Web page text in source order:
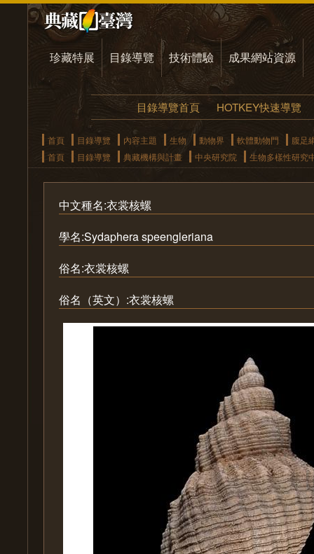
珍藏特展 目錄導覽 技術體驗 成果網站資源
目錄導覽首頁 HOTKEY快速導覽
首頁 目錄導覽 內容主題 生物 動物界 軟體動物門
腹足
首頁
目錄導覽 典藏機構與計畫 中央研究院 生物多樣性研究
中文種名:衣裳核螺
學名:Sydaphera speengleriana
俗名:衣裳核螺
俗名（英文）:衣裳核螺